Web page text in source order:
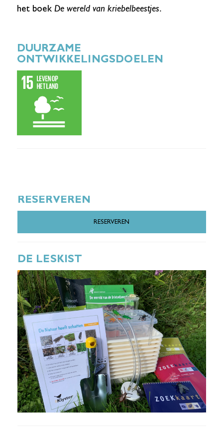
het boek De wereld van kriebelbeestjes.
DUURZAME
ONTWIKKELINGSDOELEN
RESERVEREN
RESERVEREN
DE LESKIST